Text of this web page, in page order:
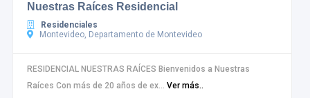
Nuestras Raíces Residencial
Residenciales
Montevideo, Departamento de Montevideo
RESIDENCIAL NUESTRAS RAÍCES Bienvenidos a Nuestras
Raíces Con más de 20 años de ex... Ver más..